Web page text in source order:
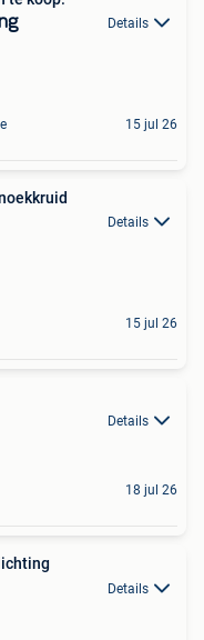
Details
15 jul 26
Details
15 jul 26
Details
18 jul 26
Details